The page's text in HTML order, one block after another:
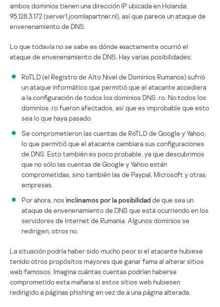
ambos dominios tienen una dirección IP ubicada en Holanda:
95.128.3.172 (server1.joomlapartner.nl), así que parece un ataque de
envenenamiento de DNS.
Lo que todavía no se sabe es dónde exactamente ocurrió el
ataque de envenenamiento de DNS. Hay varias posibilidades:
RoTLD (el Registro de Alto Nivel de Dominios Rumanos) sufrió
un ataque informático que permitió que el atacante accediera
a la configuración de todos los dominios DNS .ro. No todos los
dominios .ro fueron afectados, así que es improbable que esto
sea lo que haya pasado.
Se comprometieron las cuentas de RoTLD de Google y Yahoo,
lo que permitió que el atacante cambiara sus configuraciones
de DNS. Esto también es poco probable, ya que descubrimos
que no sólo las cuentas de Google y Yahoo están
comprometidas, sino también las de Paypal, Microsoft y otras
empresas.
Por ahora, nos inclinamos por la posibilidadde que sea un
ataque de envenenamiento de DNS que está ocurriendo en los
servidores de Internet de Rumania. Algunos dominios se
redirigen, otros no.
La situación podría haber sido mucho peor si el atacante hubiese
tenido otros propósitos mayores que ganar fama al alterar sitios
web famosos. Imagina cuántas cuentas podrían haberse
comprometido esta mañana si estos sitios web hubiesen
redirigido a páginas phishing en vez de a una página alterada.